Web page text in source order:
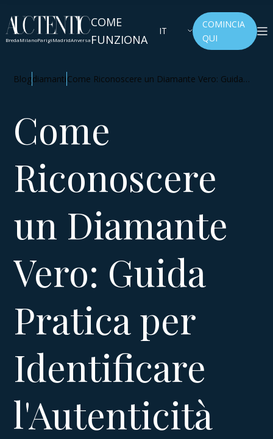
BredaMilanoParigiMadridAnversa
COME
FUNZIONA
IT
COMINCIA
QUI
BlogdiamantiCome Riconoscere un Diamante Vero: Guida
Come
Riconoscere
un Diamante
Vero: Guida
Pratica per
Identificare
l'Autenticità